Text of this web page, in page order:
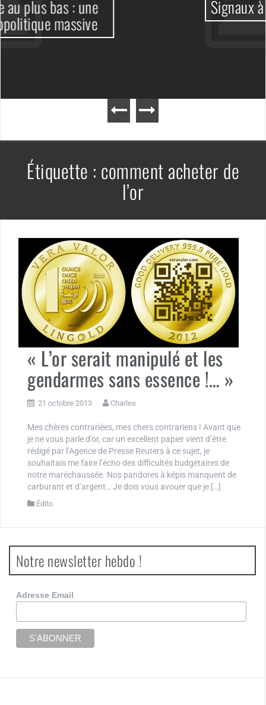
Étiquette : comment acheter de
l’or
« L’or serait manipulé et les
gendarmes sans essence !… »
21 octobre 2013 Charles
Mes chères contrariées, mes chers contrariens ! Avant que
je ne vous parle d’or, car un excellent papier vient d’être
rédigé par l’Agence de Presse Reuters à ce sujet, je
souhaitais me faire l’écho des difficultés budgétaires de
notre maréchaussée. Nos pandores à képis manquent de
carburant et d’argent… Je dois vous avouer que je […]
Édito
Notre newsletter hebdo !
Adresse Email